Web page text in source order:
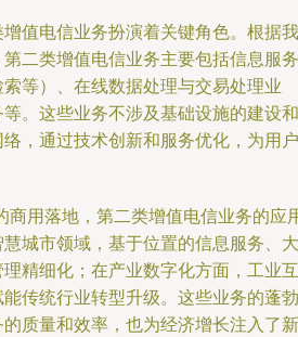
值电信业务扮演着关键角色。根据我
二类增值电信业务主要包括信息服务
等）、在线数据处理与交易处理业
。这些业务不涉及基础设施的建设和
，通过技术创新和服务优化，为用户
商用落地，第二类增值电信业务的应
城市领域，基于位置的信息服务、大
精细化；在产业数字化方面，工业互
传统行业转型升级。这些业务的蓬勃
质量和效率，也为经济增长注入了新